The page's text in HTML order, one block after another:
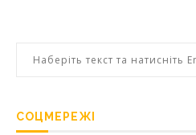
СОЦМЕРЕЖІ